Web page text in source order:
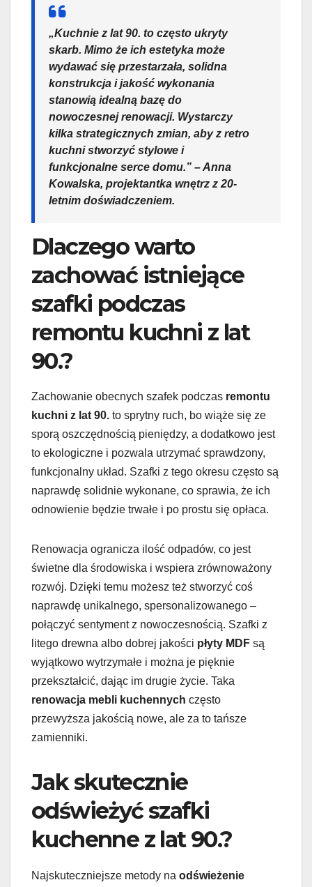
„Kuchnie z lat 90. to często ukryty
skarb. Mimo że ich estetyka może
wydawać się przestarzała, solidna
konstrukcja i jakość wykonania
stanowią idealną bazę do
nowoczesnej renowacji. Wystarczy
kilka strategicznych zmian, aby z retro
kuchni stworzyć stylowe i
funkcjonalne serce domu.” – Anna
Kowalska, projektantka wnętrz z 20-
letnim doświadczeniem.
Dlaczego warto
zachować istniejące
szafki podczas
remontu kuchni z lat
90.?
Zachowanie obecnych szafek podczas remontu
kuchni z lat 90. to sprytny ruch, bo wiąże się ze
sporą oszczędnością pieniędzy, a dodatkowo jest
to ekologiczne i pozwala utrzymać sprawdzony,
funkcjonalny układ. Szafki z tego okresu często są
naprawdę solidnie wykonane, co sprawia, że ich
odnowienie będzie trwałe i po prostu się opłaca.
Renowacja ogranicza ilość odpadów, co jest
świetne dla środowiska i wspiera zrównoważony
rozwój. Dzięki temu możesz też stworzyć coś
naprawdę unikalnego, spersonalizowanego –
połączyć sentyment z nowoczesnością. Szafki z
litego drewna albo dobrej jakości płyty MDF są
wyjątkowo wytrzymałe i można je pięknie
przekształcić, dając im drugie życie. Taka
renowacja mebli kuchennych często
przewyższa jakością nowe, ale za to tańsze
zamienniki.
Jak skutecznie
odświeżyć szafki
kuchenne z lat 90.?
Najskuteczniejsze metody na odświeżenie